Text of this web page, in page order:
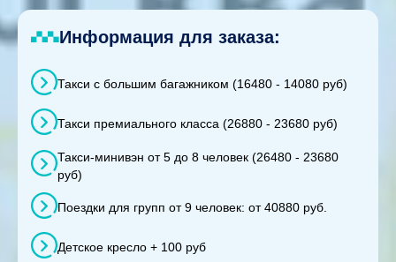
Информация для заказа:
Такси с большим багажником (16480 - 14080 руб)
Такси премиального класса (26880 - 23680 руб)
Такси-минивэн от 5 до 8 человек (26480 - 23680
руб)
Поездки для групп от 9 человек: от 40880 руб.
Детское кресло + 100 руб